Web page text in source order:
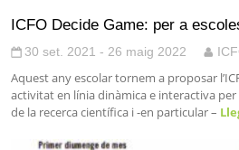
ICFO Decide Game: per a
30 set. 2021 - 26 maig 2022
Aquest any escolar tornem a proposar
activitat en línia dinàmica e interactiva
de la recerca científica i -en particular –